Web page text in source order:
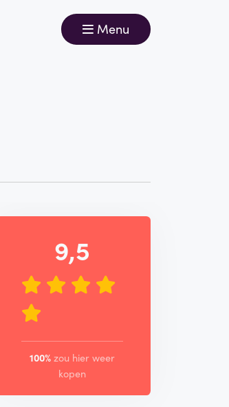
Menu
9,5
100% zou hier weer
kopen